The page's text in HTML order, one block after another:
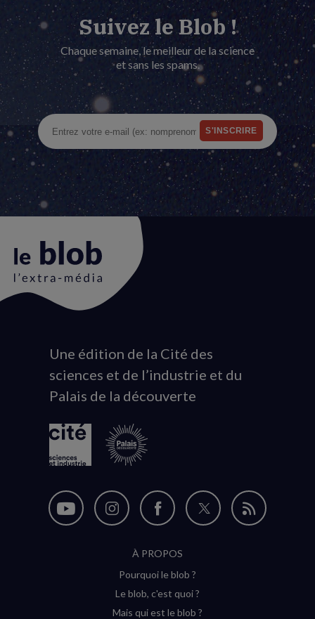
Suivez le Blob !
Chaque semaine, le meilleur de la science
et sans les spams.
Animation
du
logo
Une édition de la Cité des
sciences et de l’industrie et du
Palais de la découverte
Nous
Nous
Instagram
(nouvelle
Nous
sur
Facebook
(nouvelle
Nous
Flux
À PROPOS
Pourquoi le blob ?
Le blob, c'est quoi ?
Mais qui est le blob ?